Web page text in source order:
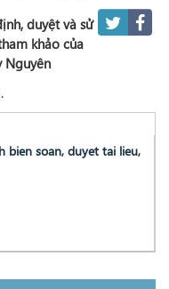
duyệt và sử
khảo của
Nguyên
bien soan, duyet tai lieu,